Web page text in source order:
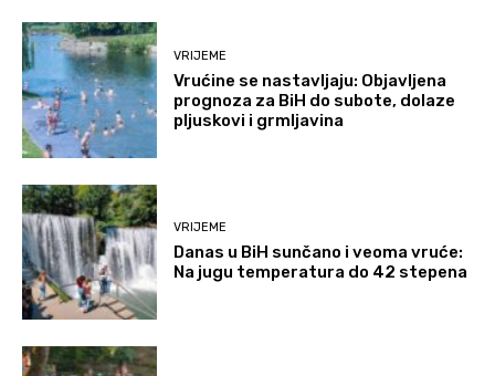
VRIJEME
Vrućine se nastavljaju: Objavljena
prognoza za BiH do subote, dolaze
pljuskovi i grmljavina
VRIJEME
Danas u BiH sunčano i veoma vruće:
Na jugu temperatura do 42 stepena